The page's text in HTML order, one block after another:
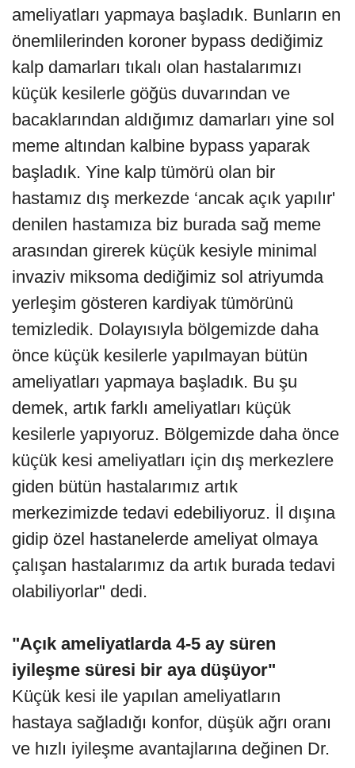
ameliyatları yapmaya başladık. Bunların en
önemlilerinden koroner bypass dediğimiz
kalp damarları tıkalı olan hastalarımızı
küçük kesilerle göğüs duvarından ve
bacaklarından aldığımız damarları yine sol
meme altından kalbine bypass yaparak
başladık. Yine kalp tümörü olan bir
hastamız dış merkezde ‘ancak açık yapılır'
denilen hastamıza biz burada sağ meme
arasından girerek küçük kesiyle minimal
invaziv miksoma dediğimiz sol atriyumda
yerleşim gösteren kardiyak tümörünü
temizledik. Dolayısıyla bölgemizde daha
önce küçük kesilerle yapılmayan bütün
ameliyatları yapmaya başladık. Bu şu
demek, artık farklı ameliyatları küçük
kesilerle yapıyoruz. Bölgemizde daha önce
küçük kesi ameliyatları için dış merkezlere
giden bütün hastalarımız artık
merkezimizde tedavi edebiliyoruz. İl dışına
gidip özel hastanelerde ameliyat olmaya
çalışan hastalarımız da artık burada tedavi
olabiliyorlar" dedi.
"Açık ameliyatlarda 4-5 ay süren
iyileşme süresi bir aya düşüyor"
Küçük kesi ile yapılan ameliyatların
hastaya sağladığı konfor, düşük ağrı oranı
ve hızlı iyileşme avantajlarına değinen Dr.